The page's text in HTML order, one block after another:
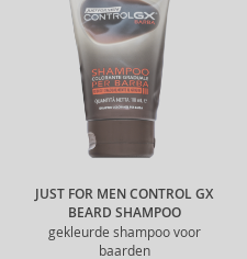
JUST FOR MEN CONTROL GX
BEARD SHAMPOO
gekleurde shampoo voor
baarden